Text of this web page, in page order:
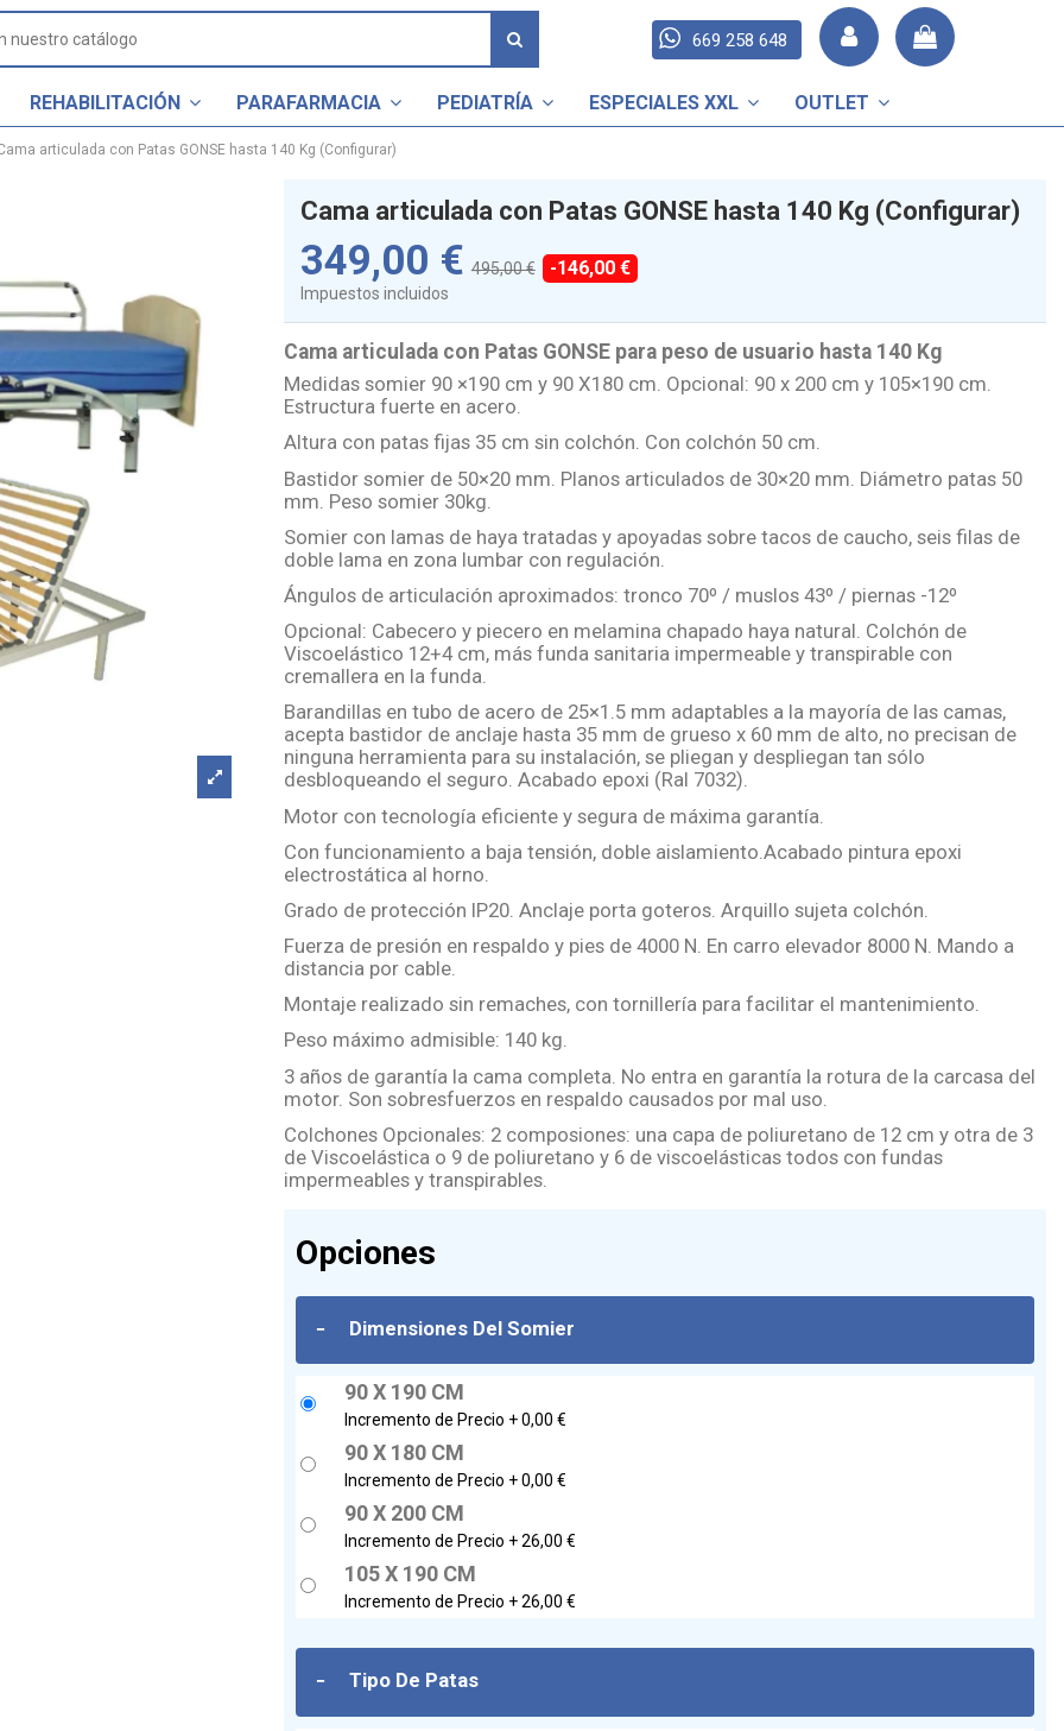
669 258 648
REHABILITACIÓN PARAFARMACIA PEDIATRÍA ESPECIALES XXL OUTLET
articulada con Patas GONSE hasta 140 Kg (Configurar)
Cama articulada con Patas GONSE hasta 140 Kg (Configurar)
349,00 € 495,00 € -146,00 €
Impuestos incluidos
Cama articulada con Patas GONSE para peso de usuario hasta 140 Kg
Medidas somier 90 ×190 cm y 90 X180 cm. Opcional: 90 x 200 cm y 105×190 cm.
Estructura fuerte en acero.
Altura con patas fijas 35 cm sin colchón. Con colchón 50 cm.
Bastidor somier de 50×20 mm. Planos articulados de 30×20 mm. Diámetro patas 50
mm. Peso somier 30kg.
Somier con lamas de haya tratadas y apoyadas sobre tacos de caucho, seis filas de
doble lama en zona lumbar con regulación.
Ángulos de articulación aproximados: tronco 70º / muslos 43º / piernas -12º
Opcional: Cabecero y piecero en melamina chapado haya natural. Colchón de
Viscoelástico 12+4 cm, más funda sanitaria impermeable y transpirable con
cremallera en la funda.
Barandillas en tubo de acero de 25×1.5 mm adaptables a la mayoría de las camas,
acepta bastidor de anclaje hasta 35 mm de grueso x 60 mm de alto, no precisan de
ninguna herramienta para su instalación, se pliegan y despliegan tan sólo
desbloqueando el seguro. Acabado epoxi (Ral 7032).
Motor con tecnología eficiente y segura de máxima garantía.
Con funcionamiento a baja tensión, doble aislamiento.Acabado pintura epoxi
electrostática al horno.
Grado de protección IP20. Anclaje porta goteros. Arquillo sujeta colchón.
Fuerza de presión en respaldo y pies de 4000 N. En carro elevador 8000 N. Mando a
distancia por cable.
Montaje realizado sin remaches, con tornillería para facilitar el mantenimiento.
Peso máximo admisible: 140 kg.
3 años de garantía la cama completa. No entra en garantía la rotura de la carcasa del
motor. Son sobresfuerzos en respaldo causados por mal uso.
Colchones Opcionales: 2 composiones: una capa de poliuretano de 12 cm y otra de 3
de Viscoelástica o 9 de poliuretano y 6 de viscoelásticas todos con fundas
impermeables y transpirables.
Opciones
- Dimensiones Del Somier
90 X 190 CM
Incremento de Precio +0,00 €
90 X 180 CM
Incremento de Precio +0,00 €
90 X 200 CM
Incremento de Precio +26,00 €
105 X 190 CM
Incremento de Precio +26,00 €
- Tipo De Patas